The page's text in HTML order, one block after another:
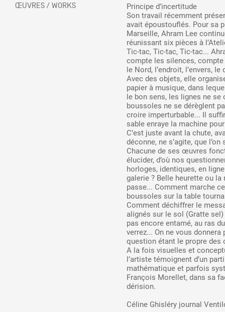
Mission
Équipe
Partenaires
Crédits
Actions
Documentation
Visites d'ateliers
Production vidéo
ŒUVRES / WORKS
Principe d’incertitude
Son travail récemment
avait époustouflés. Pour sa
Marseille, Ahram Lee
réunissant six pièces à
Tic-tac, Tic-tac, Tic-tac...
compte les silences,
le Nord, l’endroit, l’envers,
Avec des objets, elle
papier à musique, dans
le bon sens, les lignes ne se
boussoles ne se dérèglent
croire imperturbable... Il
sable enraye la machine
C’est juste avant la chute,
déconne, ne s’agite, que
Chacune de ses œuvres
élucider, d’où nos
horloges, identiques, en
galerie ? Belle heurette ou
passe... Comment marche
boussoles sur la table
Comment déchiffrer le
alignés sur le sol (Gratte
pas encore entamé, au ras
verrez... On ne vous donnera
question étant le propre des
A la fois visuelles et
l’artiste témoignent d’un
mathématique et parfois
François Morellet, dans sa
dérision.
Céline Ghisléry journal